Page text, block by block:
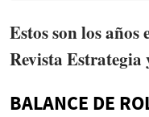
Estos son los años
Revista Estrategia
BALANCE DE